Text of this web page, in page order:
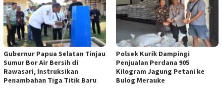
Gubernur Papua Selatan Tinjau
Sumur Bor Air Bersih di
Rawasari, Instruksikan
Penambahan Tiga Titik Baru
Polsek Kurik Dampingi
Penjualan Perdana 905
Kilogram Jagung Petani ke
Bulog Merauke